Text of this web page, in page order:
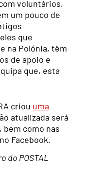
voluntários,
um pouco de
que
na Polónia, têm
de apoio e
que, esta
criou uma
atualizada será
, bem como nas
Facebook.
do POSTAL